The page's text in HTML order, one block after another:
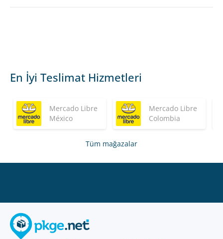
En İyi Teslimat Hizmetleri
Mercado Libre
México
Mercado Libre
Colombia
Tüm mağazalar